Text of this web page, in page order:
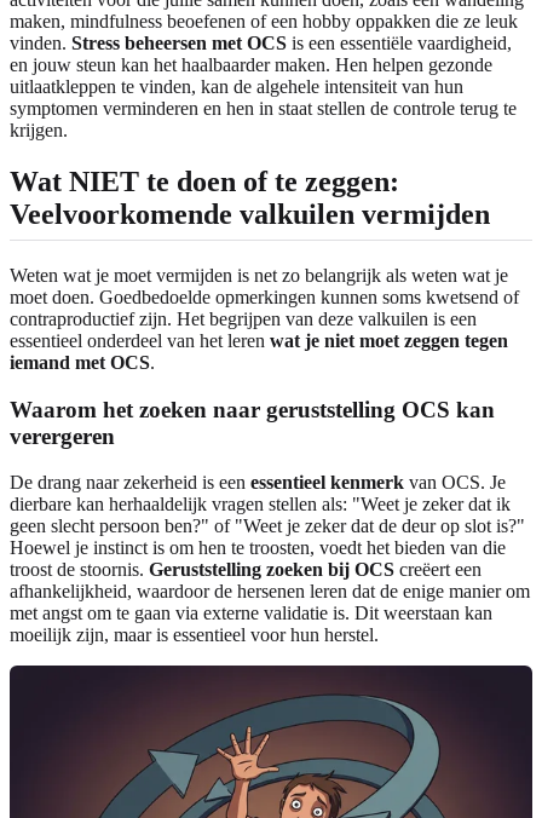
maken, mindfulness beoefenen of een hobby oppakken die ze leuk
vinden. Stress beheersen met OCS is een essentiële vaardigheid,
en jouw steun kan het haalbaarder maken. Hen helpen gezonde
uitlaatkleppen te vinden, kan de algehele intensiteit van hun
symptomen verminderen en hen in staat stellen de controle terug te
krijgen.
Wat NIET te doen of te zeggen:
Veelvoorkomende valkuilen vermijden
Weten wat je moet vermijden is net zo belangrijk als weten wat je
moet doen. Goedbedoelde opmerkingen kunnen soms kwetsend of
contraproductief zijn. Het begrijpen van deze valkuilen is een
essentieel onderdeel van het leren wat je niet moet zeggen tegen
iemand met OCS.
Waarom het zoeken naar geruststelling OCS kan
verergeren
De drang naar zekerheid is een essentieel kenmerk van OCS. Je
dierbare kan herhaaldelijk vragen stellen als: "Weet je zeker dat ik
geen slecht persoon ben?" of "Weet je zeker dat de deur op slot is?"
Hoewel je instinct is om hen te troosten, voedt het bieden van die
troost de stoornis. Geruststelling zoeken bij OCS creëert een
afhankelijkheid, waardoor de hersenen leren dat de enige manier om
met angst om te gaan via externe validatie is. Dit weerstaan kan
moeilijk zijn, maar is essentieel voor hun herstel.